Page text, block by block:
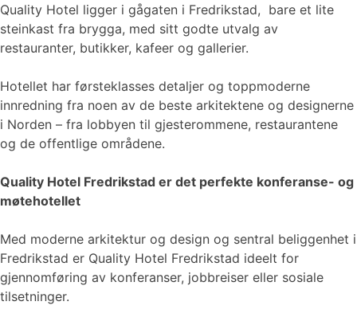
Quality Hotel ligger i gågaten i Fredrikstad, bare et lite
steinkast fra brygga, med sitt godte utvalg av
restauranter, butikker, kafeer og gallerier.
Hotellet har førsteklasses detaljer og toppmoderne
innredning fra noen av de beste arkitektene og designerne
i Norden – fra lobbyen til gjesterommene, restaurantene
og de offentlige områdene.
Quality Hotel Fredrikstad er det perfekte konferanse- og
møtehotellet
Med moderne arkitektur og design og sentral beliggenhet i
Fredrikstad er Quality Hotel Fredrikstad ideelt for
gjennomføring av konferanser, jobbreiser eller sosiale
tilsetninger.